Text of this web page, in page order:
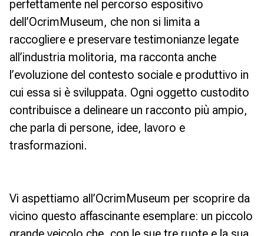
perfettamente nel percorso espositivo
dell’OcrimMuseum, che non si limita a
raccogliere e preservare testimonianze legate
all’industria molitoria, ma racconta anche
l’evoluzione del contesto sociale e produttivo in
cui essa si è sviluppata. Ogni oggetto custodito
contribuisce a delineare un racconto più ampio,
che parla di persone, idee, lavoro e
trasformazioni.
Vi aspettiamo all’OcrimMuseum per scoprire da
vicino questo affascinante esemplare: un piccolo